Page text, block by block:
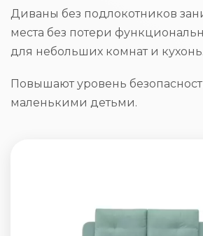
Диваны без подлокотников
места без потери
для небольших комнат и кухонь.
Повышают уровень
маленькими детьми.